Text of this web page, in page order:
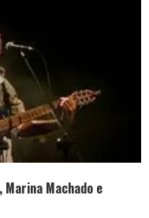
Marina Machado e